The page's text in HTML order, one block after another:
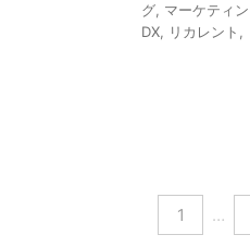
グ, マーケティ
DX, リカレント ,
1 …